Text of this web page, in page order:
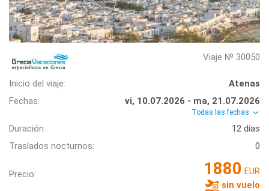
Viaje № 30050
Inicio del viaje:
Atenas
Fechas:
vi, 10.07.2026 - ma, 21.07.2026
Todas las fechas
Duración:
12 días
Traslados nocturnos:
0
Precio: 1880 EUR
sin vuelo